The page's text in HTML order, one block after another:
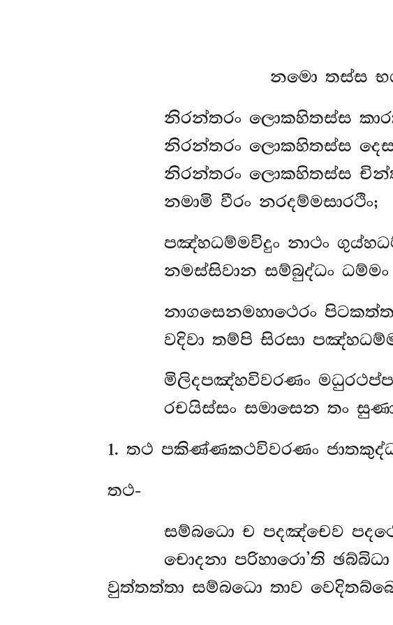
නමො තස්ස
නිරන්තරං ලොකහිතස්ස
නිරන්තරං ලොකහිතස්ස
නිරන්තරං ලොකහිතස්ස
නමාමි වීරං නරදම්මසාරථිං;
පඤ්හධම්මවිදුං නාථං
නමස්සිවාන සම්බුද්ධං
නාගසෙනමහාථෙරං
වදිවා තම්පි සිරසා
මිලිදපඤ්හවිවරණං
රචයිස්සං සමාසෙන තං
1. තථ පකිණ්ණකථවිවරණං
තථ-
සම්බධො ච පදඤ්චෙව
චොදනා පරිහාරො’ති
වුත්තත්තා සම්බධො තාව